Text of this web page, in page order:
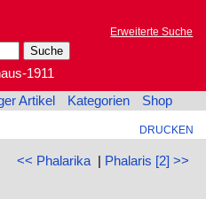
Erweiterte Suche
1911
Artikel Kategorien Shop
DRUCKEN
<< Phalarika| Phalaris [2] >>